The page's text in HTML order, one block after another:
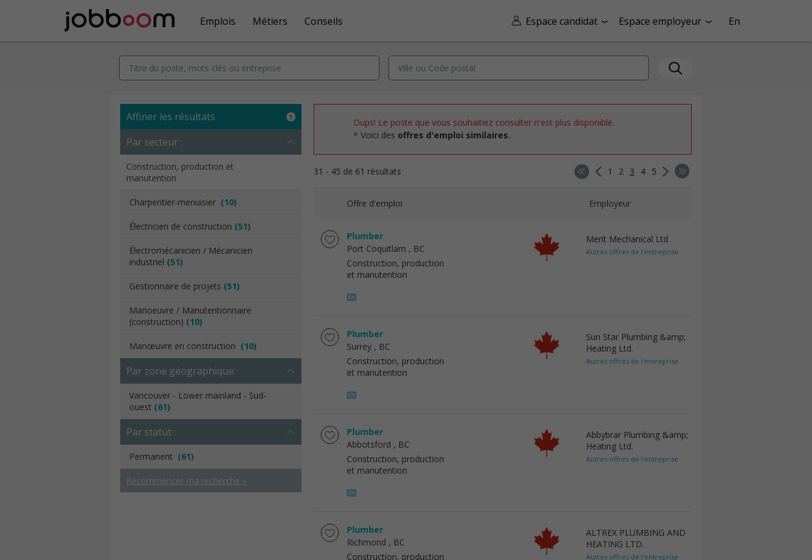
Espace candidat Espace employeur En
Emplois Métiers Conseils
Affiner les résultats
Par secteur :
Construction, production et
manutention
Charpentier-menuisier (10)
Électricien de construction (51)
Électromécanicien / Mécanicien
industriel (51)
Gestionnaire de projets (51)
Manoeuvre / Manutentionnaire
(construction) (10)
Manœuvre en construction (10)
Par zone géographique:
Vancouver - Lower mainland - Sud-
ouest (61)
Par statut :
Permanent (61)
Recommencer ma recherche »
Oups! Le poste que vous souhaitiez consulter n'est plus disponible.
Voici des offres d'emploi similaires.
31 - 45 de 61 résultats 1 2 3 4 5
Offre d'emploi Employeur
Plumber
Port Coquitlam , BC
Construction, production
et manutention
Merit Mechanical Ltd
Autres offres de l'entreprise
Plumber
Surrey , BC
Construction, production
et manutention
Sun Star Plumbing &amp;
Heating Ltd.
Autres offres de l'entreprise
Plumber
Abbotsford , BC
Construction, production
et manutention
Abbybrar Plumbing &amp;
Heating Ltd.
Autres offres de l'entreprise
Plumber
Richmond , BC
Construction, production
ALTREX PLUMBING AND
HEATING LTD.
Autres offres de l'entreprise